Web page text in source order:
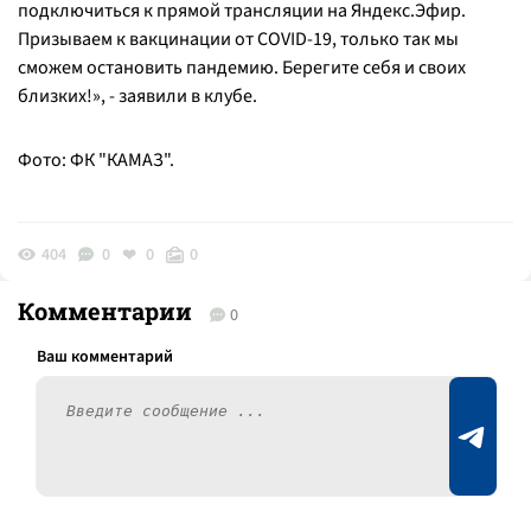
подключиться к прямой трансляции на Яндекс.Эфир.
Призываем к вакцинации от COVID-19, только так мы
сможем остановить пандемию. Берегите себя и своих
близких!», - заявили в клубе.
Фото: ФК "КАМАЗ".
404 0 0 0
Комментарии 0